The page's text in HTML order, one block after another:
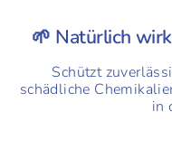
🌱 Natürlich
Schützt
schädliche
in